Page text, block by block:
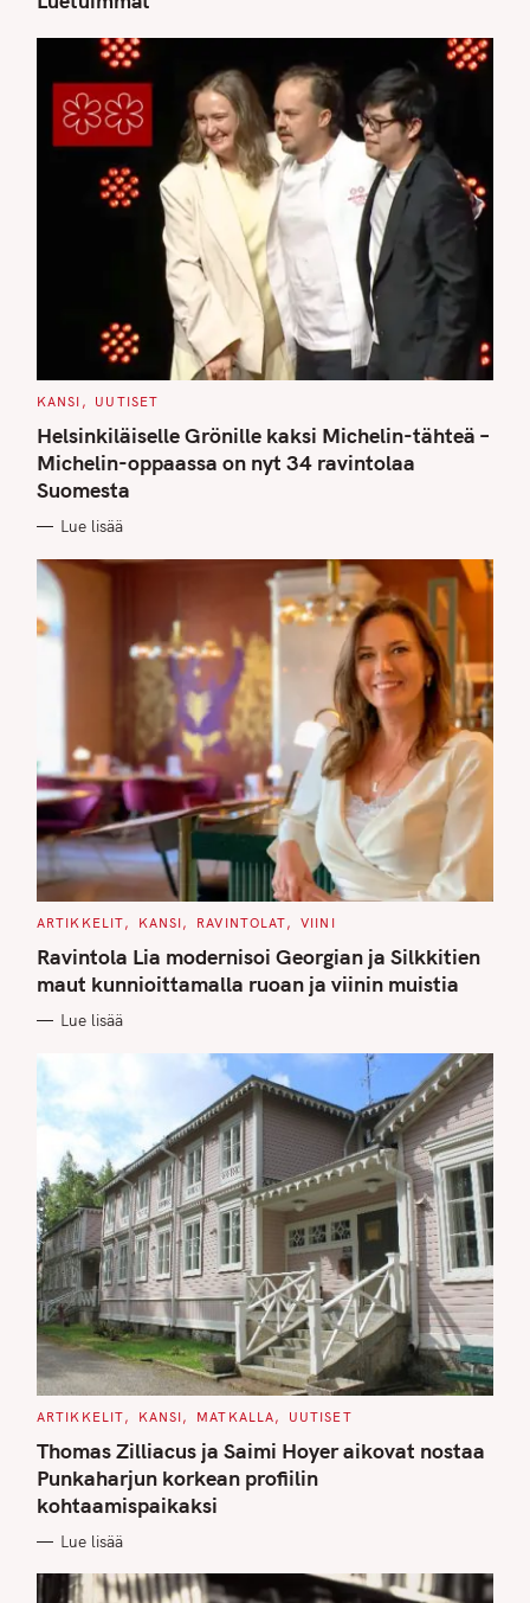
C
T
E
G
O
R
I
S
KANSI UUTISET
Helsinkiläiselle Grönille kaksi Michelin-tähteä –
Michelin-oppaassa on nyt 34 ravintolaa
Suomesta
Lue lisää
C
T
E
G
O
I
ARTIKKELIT KANSI RAVINTOLAT VIINI
Ravintola Lia modernisoi Georgian ja Silkkitien
maut kunnioittamalla ruoan ja viinin muistia
Lue lisää
C
T
E
G
O
R
I
S
ARTIKKELIT KANSI MATKALLA UUTISET
Thomas Zilliacus ja Saimi Hoyer aikovat nostaa
Punkaharjun korkean profiilin
kohtaamispaikaksi
Lue lisää
S
e